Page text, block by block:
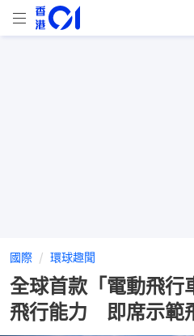
國際 環球趣聞
全球首款「電動飛行
飛行能力 即席示範